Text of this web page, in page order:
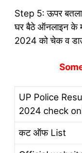
Step 5: ऊपर
घर बैठे ऑनलाइन के
2024 को चेक व
UP Police
2024 check
कट ऑफ List